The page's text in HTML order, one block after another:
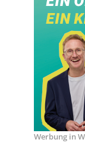
Werbung in